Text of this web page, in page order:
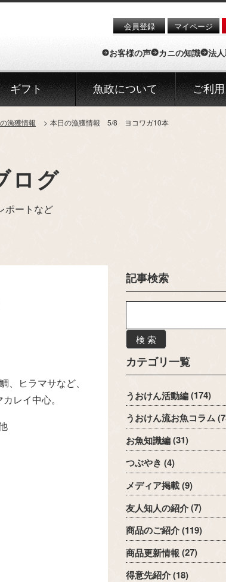
会員登録 マイページ
お客様の声 カニの知識 法
ギフト 魚政について ご利
漁獲情報 本日の漁獲情報 5/8 ヨコワガ10本
ログ
ポートなど
ヒラマサなど、
レイ中心。
記事検索
検 索
カテゴリ一覧
うおけん活動編(174)
うおけん流お魚コラム
お魚知識編(31)
つぶやき (4)
メディア掲載(9)
友人知人の紹介(7)
商品のご紹介(119)
商品更新情報 (27)
得意先紹介(18)